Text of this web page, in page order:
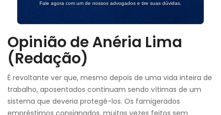
Fale agora com um de nossos advogados e tire suas dúvidas.
Opinião de Anéria Lima
(Redação)
É revoltante ver que, mesmo depois de uma vida inteira de
trabalho, aposentados continuam sendo vítimas de um
sistema que deveria protegê-los. Os famigerados
empréstimos consignados, muitas vezes feitos sem